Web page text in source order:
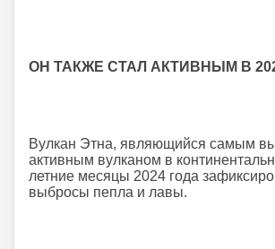
ОН ТАКЖЕ СТАЛ АКТИВНЫМ В
Вулкан Этна, являющийся самым
активным вулканом в
летние месяцы 2024 года
выбросы пепла и лавы.